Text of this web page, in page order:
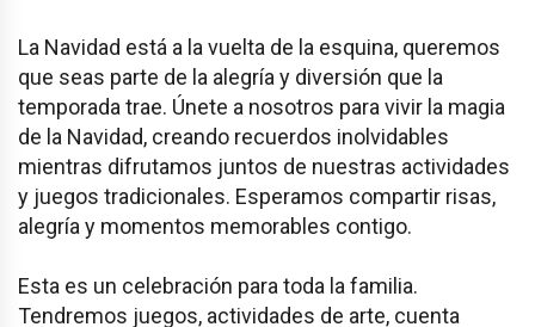
La Navidad está a la vuelta de la esquina, queremos
que seas parte de la alegría y diversión que la
temporada trae. Únete a nosotros para vivir la magia
de la Navidad, creando recuerdos inolvidables
mientras difrutamos juntos de nuestras actividades
y juegos tradicionales. Esperamos compartir risas,
alegría y momentos memorables contigo.
Esta es un celebración para toda la familia.
Tendremos juegos, actividades de arte, cuenta